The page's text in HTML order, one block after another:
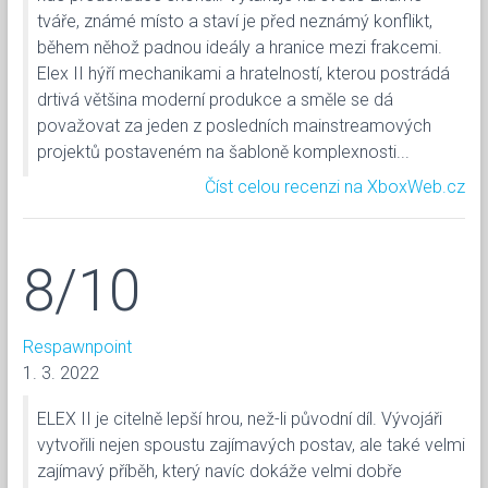
tváře, známé místo a staví je před neznámý konflikt,
během něhož padnou ideály a hranice mezi frakcemi.
Elex II hýří mechanikami a hratelností, kterou postrádá
drtivá většina moderní produkce a směle se dá
považovat za jeden z posledních mainstreamových
projektů postaveném na šabloně komplexnosti...
Číst celou recenzi na XboxWeb.cz
8/10
Respawnpoint
1. 3. 2022
ELEX II je citelně lepší hrou, než-li původní díl. Vývojáři
vytvořili nejen spoustu zajímavých postav, ale také velmi
zajímavý příběh, který navíc dokáže velmi dobře